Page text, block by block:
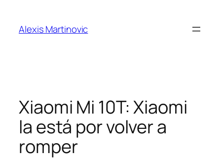
content
Alexis Martinovic
Xiaomi Mi 10T: Xiaomi
la está por volver a
romper